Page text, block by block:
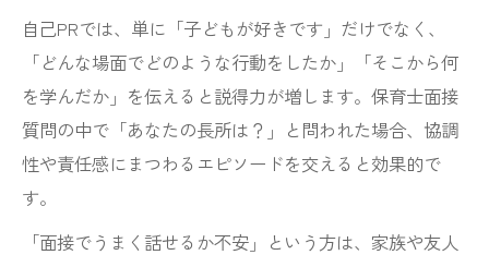
自己PRでは、単に「子どもが好きです」だけでなく、
「どんな場面でどのような行動をしたか」「そこから何
を学んだか」を伝えると説得力が増します。保育士面接
質問の中で「あなたの長所は？」と問われた場合、協調
性や責任感にまつわるエピソードを交えると効果的で
す。
「面接でうまく話せるか不安」という方は、家族や友人